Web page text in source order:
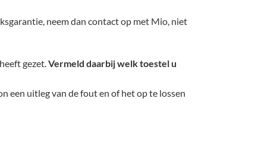
neem dan contact op met Mio, niet
gezet.Vermeld daarbij welk toestel u
een uitleg van de fout en of het op te lossen